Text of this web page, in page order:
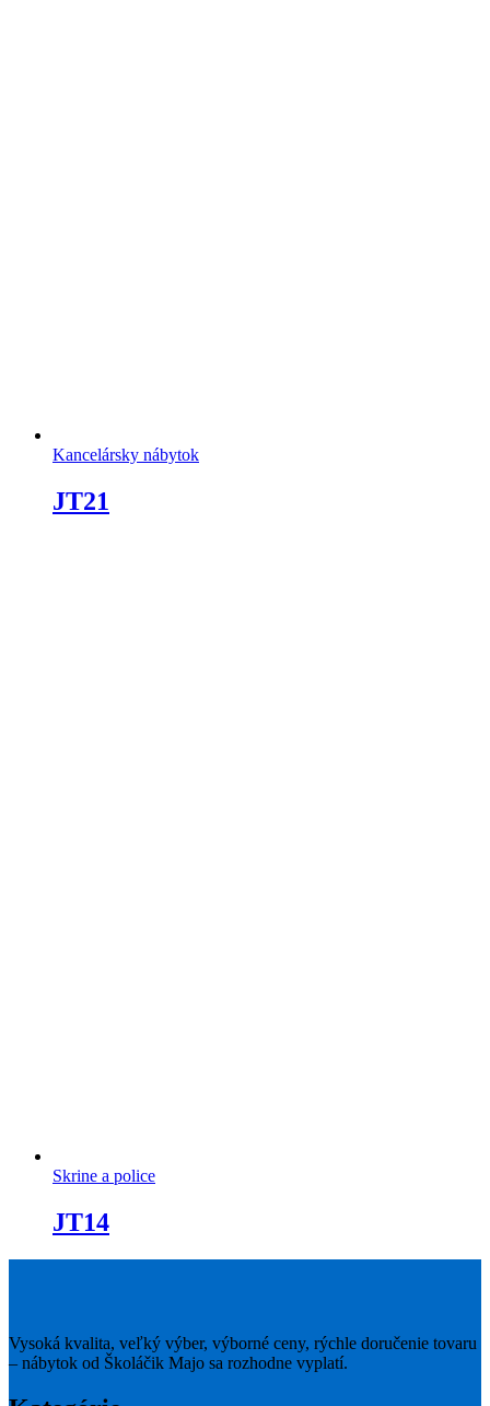
Kancelársky nábytok
JT21
Skrine a police
JT14
Vysoká kvalita, veľký výber, výborné ceny, rýchle doručenie tovaru
– nábytok od Školáčik Majo sa rozhodne vyplatí.